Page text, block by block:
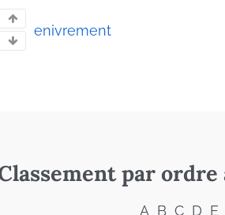
enivrement
par
A B C D E